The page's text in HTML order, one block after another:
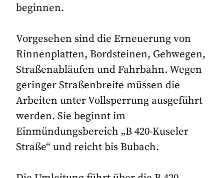
beginnen.
Vorgesehen sind die Erneuerung von
Rinnenplatten, Bordsteinen, Gehwegen,
Straßenabläufen und Fahrbahn. Wegen
geringer Straßenbreite müssen die
Arbeiten unter Vollsperrung ausgeführt
werden. Sie beginnt im
Einmündungsbereich „B 420-Kuseler
Straße“ und reicht bis Bubach.